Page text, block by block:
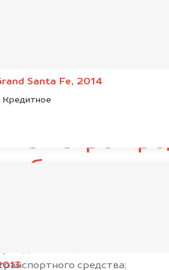
Santa Fe, 2014
Кредитное
быстро
средства;